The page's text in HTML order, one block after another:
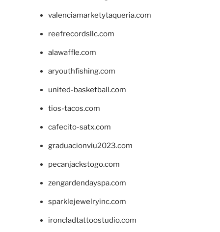
valenciamarketytaqueria.com
reefrecordsllc.com
alawaffle.com
aryouthfishing.com
united-basketball.com
tios-tacos.com
cafecito-satx.com
graduacionviu2023.com
pecanjackstogo.com
zengardendayspa.com
sparklejewelryinc.com
ironcladtattoostudio.com